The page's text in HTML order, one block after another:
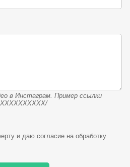
в Инстаграм. Пример ссылки
и даю согласие на обработку